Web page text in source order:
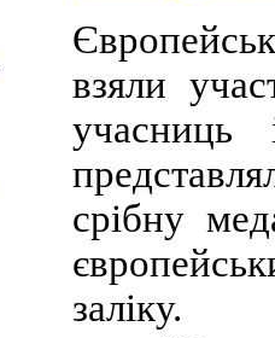
взяли
срібну
заліку.